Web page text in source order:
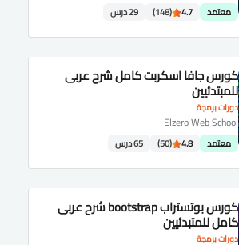
معتمد 4.7
(148) 29 درس
دورات برمجة
كورس جافا اسكربت كامل شرح عربى
للمبتدئيين
Elzero Web School
معتمد 4.8
(50) 65 درس
دورات برمجة
كورس بوتستراب bootstrap شرح عربى
كامل للمتبدئيين